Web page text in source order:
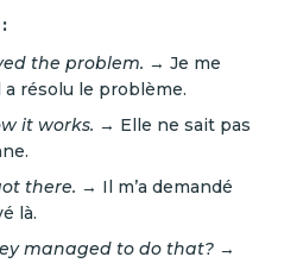
the problem. → Je me
résolu le problème.
it works. → Elle ne sait pas
there. → Il m’a demandé
là.
managed to do that? →